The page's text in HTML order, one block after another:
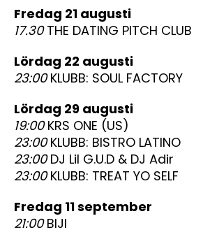
fredag 21 augusti
17.30THE DATING PITCH CLUB
lördag 22 augusti
23:00KLUBB: SOUL FACTORY
lördag 29 augusti
19:00KRS ONE (US)
23:00KLUBB: BISTRO LATINO
23:00DJ Lil G.U.D & DJ Adir
23:00KLUBB: TREAT YO SELF
fredag 11 september
21:00BIJI